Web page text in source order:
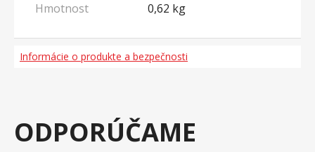
Hmotnost
0,62 kg
Informácie o produkte a bezpečnosti
ODPORÚČAME